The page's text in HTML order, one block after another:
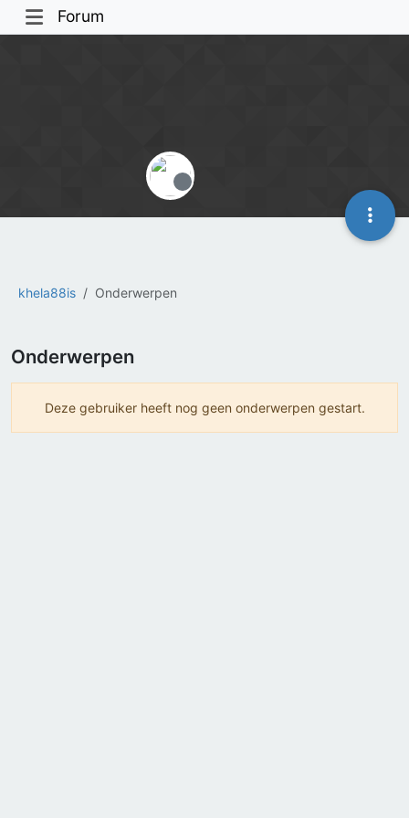
Forum
khela88is Onderwerpen
Offline
Onderwerpen
Deze gebruiker heeft nog geen onderwerpen gestart.